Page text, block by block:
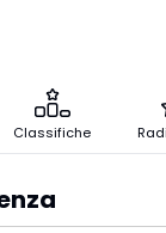
Classifiche